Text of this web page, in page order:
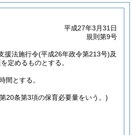
平成27年3月31日
規則第9号
援法施行令(平成26年政令第213号)及
定めるものとする。
間とする。
20条第3項の保育必要量をいう。)